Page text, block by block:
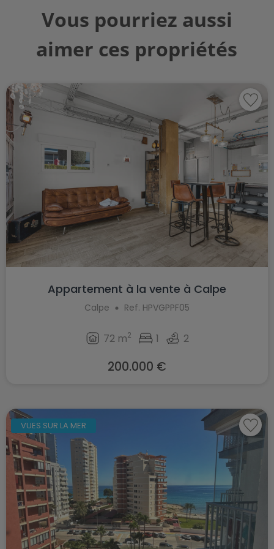
Vous pourriez aussi
aimer ces propriétés
Appartement à la vente à Calpe
Calpe Ref. HPVGPPF05
72 m2 1 2
200.000 €
VUES SUR LA MER